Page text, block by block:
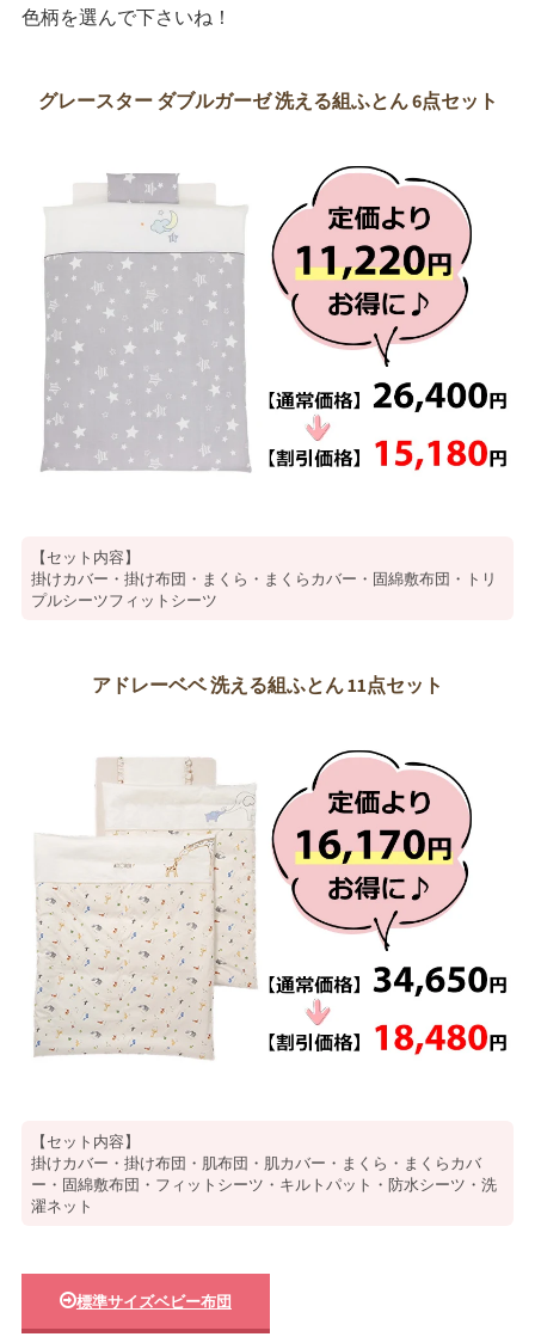
色柄を選んで下さいね！
グレースター ダブルガーゼ 洗える組ふとん 6点セット
【セット内容】
掛けカバー・掛け布団・まくら・まくらカバー・固綿敷布団・トリ
プルシーツフィットシーツ
アドレーベベ 洗える組ふとん 11点セット
【セット内容】
掛けカバー・掛け布団・肌布団・肌カバー・まくら・まくらカバ
ー・固綿敷布団・フィットシーツ・キルトパット・防水シーツ・洗
濯ネット
標準サイズベビー布団